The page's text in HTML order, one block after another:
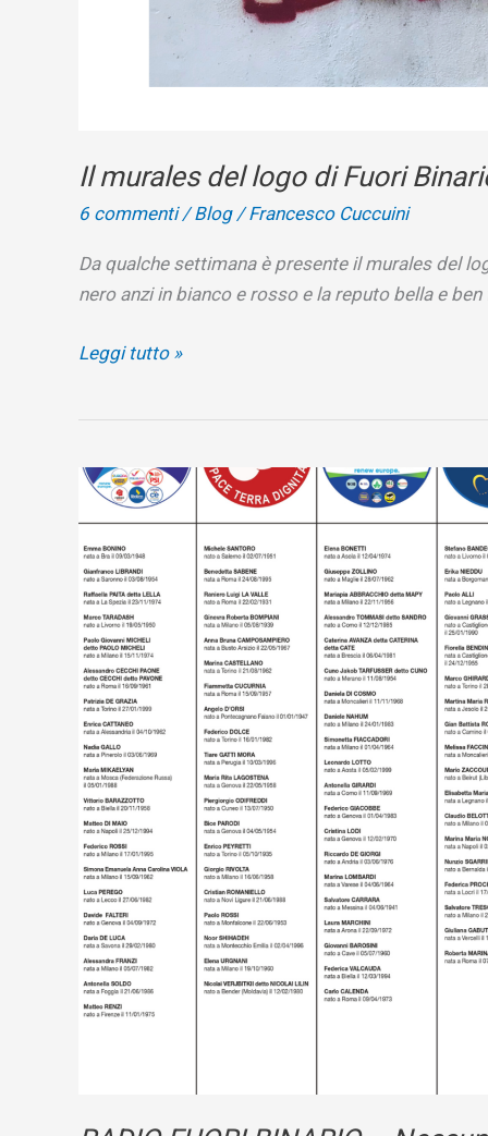
Il murales del logo di Fuori
6 commenti /Blog/Francesco Cuccuini
Da qualche settimana è presente il murales del
nero anzi in bianco e rosso e la reputo bella e
Il
di
Fuori
Leggi tutto »